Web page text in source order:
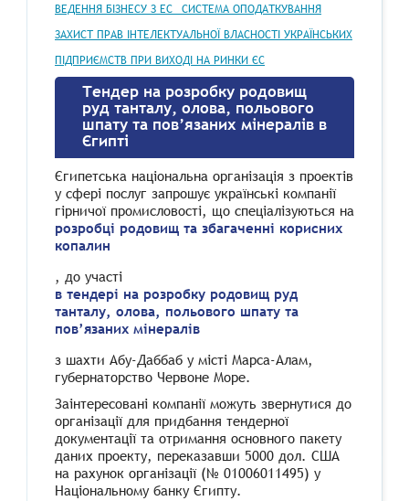
ВЕДЕННЯ БІЗНЕСУ З ЕС_ СИСТЕМА ОПОДАТКУВАННЯ
ЗАХИСТ ПРАВ ІНТЕЛЕКТУАЛЬНОЇ ВЛАСНОСТІ УКРАЇНСЬКИХ
ПІДПРИЄМСТВ ПРИ ВИХОДІ НА РИНКИ ЄС
Тендер на розробку родовищ
руд танталу, олова, польового
шпату та пов’язаних мінералів в
Єгипті
Єгипетська національна організація з проектів
у сфері послуг запрошує українські компанії
гірничої промисловості, що спеціалізуються на
розробці родовищ та збагаченні корисних
копалин
, до участі
в тендері на розробку родовищ руд
танталу, олова, польового шпату та
пов’язаних мінералів
з шахти Абу-Даббаб у місті Марса-Алам,
губернаторство Червоне Море.
Заінтересовані компанії можуть звернутися до
організації для придбання тендерної
документації та отримання основного пакету
даних проекту, переказавши 5000 дол. США
на рахунок організації (№ 01006011495) у
Національному банку Єгипту.